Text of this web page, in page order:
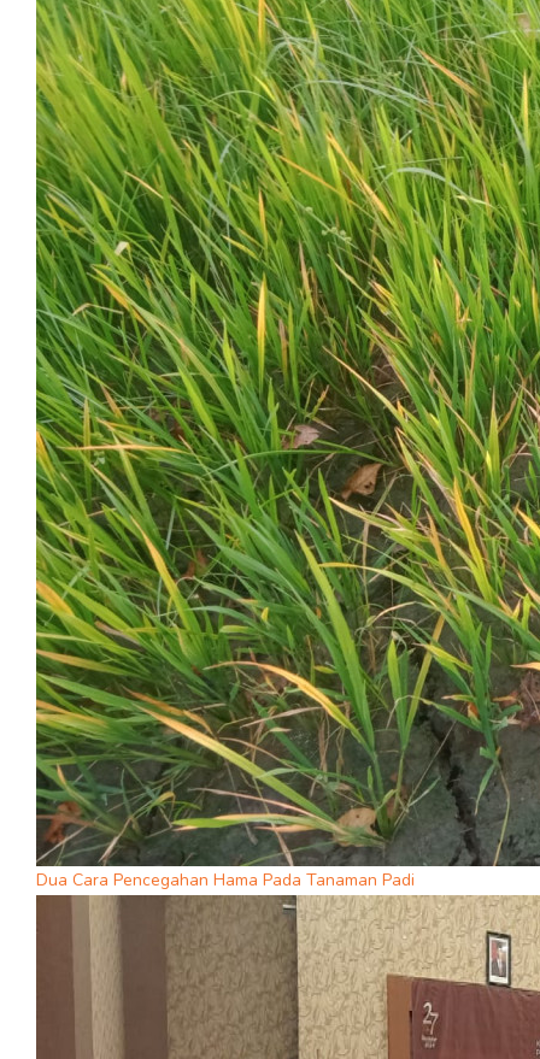
Dua Cara Pencegahan Hama Pada Tanaman Padi